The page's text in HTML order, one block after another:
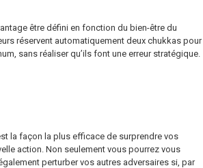
être défini en fonction du bien-être du
réservent automatiquement deux chukkas pour
sans réaliser qu’ils font une erreur stratégique.
la façon la plus efficace de surprendre vos
action. Non seulement vous pourrez vous
perturber vos autres adversaires si, par